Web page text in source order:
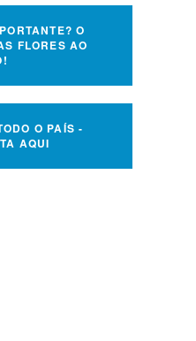
O
FLORES AO
O PAÍS -
AQUI